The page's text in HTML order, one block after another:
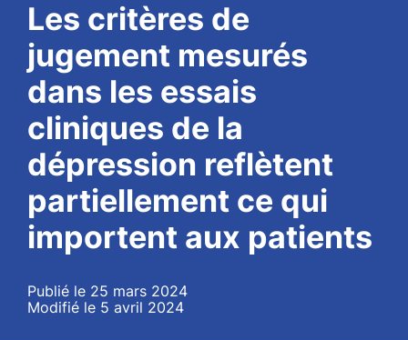
Les critères de
jugement mesurés
dans les essais
cliniques de la
dépression reflètent
partiellement ce qui
importent aux patients
Publié le 25 mars 2024
Modifié le 5 avril 2024